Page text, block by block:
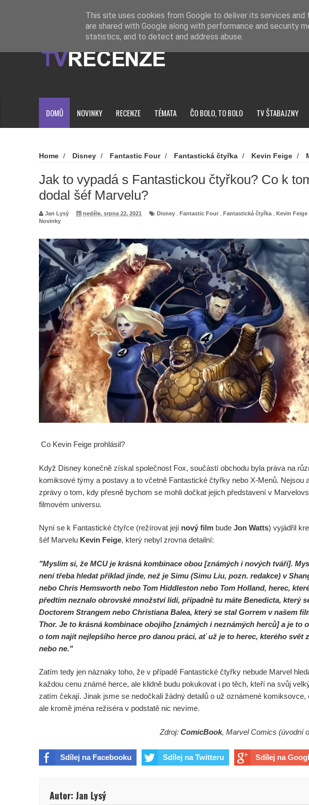
Loading...
DOMŮ NOVINKY RECENZE TÉMATA ČO BOLO, TO BOLO TV ŠTABAJZNY
Home / Disney / Fantastic Four / Fantastická čtyřka / Kevin Feige /
Jak to vypadá s Fantastickou čtyřkou? Co k
dodal šéf Marvelu?
Jan Lysý neděle, srpna 22, 2021 Disney Fantastic Four Fantastická čtyřka Kevin Feige
Novinky
Co Kevin Feige prohlásil?
Když Disney konečně získal společnost Fox, součástí obchodu byla práva na
komiksové týmy a postavy a to včetně Fantastické čtyřky nebo X-Menů. Nejsou
zprávy o tom, kdy přesně bychom se mohli dočkat jejich představení v
filmovém universu.
Nyní se k Fantastické čtyřce (režírovat její nový film bude Jon Watts) vyjádřil
šéf Marvelu Kevin Feige, který nebyl zrovna detailní:
"Myslím si, že MCU je krásná kombinace obou [známých i nových tváří].
není třeba hledat příklad jinde, než je Simu (Simu Liu, pozn. redakce) v
nebo Chris Hemsworth nebo Tom Hiddleston nebo Tom Holland, herec,
předtím neznalo obrovské množství lidí, případně tu máte Benedicta, který
Doctorem Strangem nebo Christiana Balea, který se stal Gorrem v našem
Thor. Je to krásná kombinace obojího [známých i neznámých herců] a je to
o tom najít nejlepšího herce pro danou práci, ať už je to herec, kterého svět
nebo ne."
Zatím tedy jen náznaky toho, že v případě Fantastické čtyřky nebude Marvel
každou cenu známé herce, ale klidně budu pokukovat i po těch, kteří na svůj
zatím čekají. Jinak jsme se nedočkali žádný detailů o už oznámené komiksovce,
ale kromě jména režiséra v podstatě nic nevíme.
Zdroj: ComicBook, Marvel Comics (úvodní
Sdílej na Facebooku Sdílej na Twitteru Sdílej na
Autor: Jan Lysý
This site uses cookies from Google to deliver its services
are shared with Google along with performance and security
statistics, and to detect and address abuse.